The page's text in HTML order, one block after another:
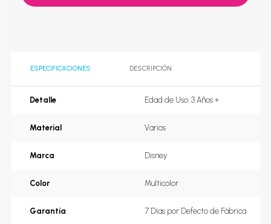
ESPECIFICACIONES DESCRIPCIÓN
Detalle Edad de Uso: 3 Años +
Material Varios
Marca Disney
Color Multicolor
Garantía 7 Días por Defecto de Fábrica